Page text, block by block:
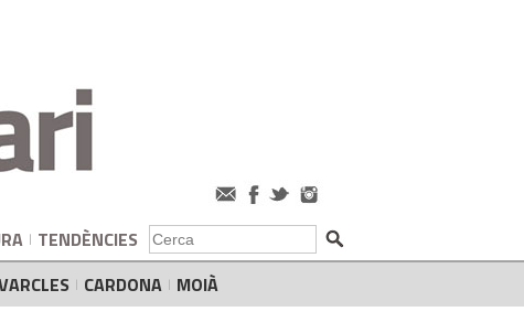
TENDÈNCIES
CARDONA MOIÀ